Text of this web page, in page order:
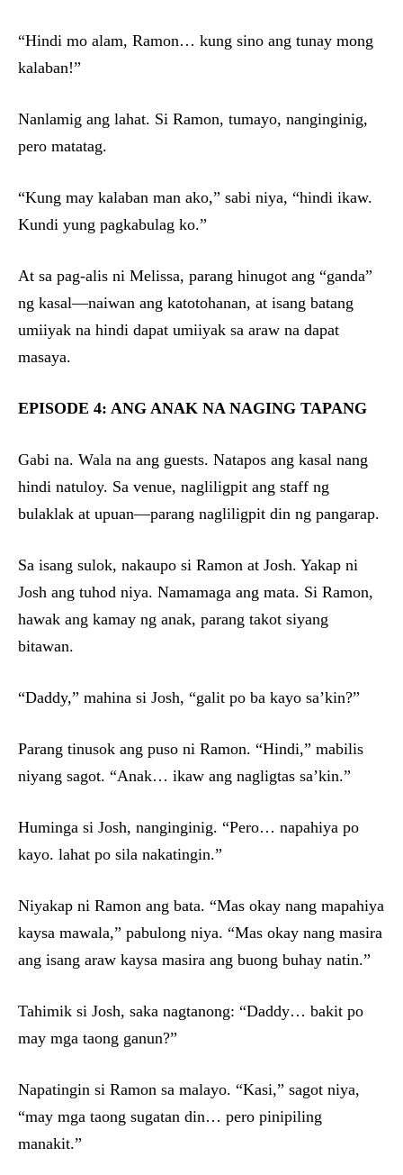
“Hindi mo alam, Ramon… kung sino ang tunay mong
kalaban!”
Nanlamig ang lahat. Si Ramon, tumayo, nanginginig,
pero matatag.
“Kung may kalaban man ako,” sabi niya, “hindi ikaw.
Kundi yung pagkabulag ko.”
At sa pag-alis ni Melissa, parang hinugot ang “ganda”
ng kasal—naiwan ang katotohanan, at isang batang
umiiyak na hindi dapat umiiyak sa araw na dapat
masaya.
EPISODE 4: ANG ANAK NA NAGING TAPANG
Gabi na. Wala na ang guests. Natapos ang kasal nang
hindi natuloy. Sa venue, nagliligpit ang staff ng
bulaklak at upuan—parang nagliligpit din ng pangarap.
Sa isang sulok, nakaupo si Ramon at Josh. Yakap ni
Josh ang tuhod niya. Namamaga ang mata. Si Ramon,
hawak ang kamay ng anak, parang takot siyang
bitawan.
“Daddy,” mahina si Josh, “galit po ba kayo sa’kin?”
Parang tinusok ang puso ni Ramon. “Hindi,” mabilis
niyang sagot. “Anak… ikaw ang nagligtas sa’kin.”
Huminga si Josh, nanginginig. “Pero… napahiya po
kayo. lahat po sila nakatingin.”
Niyakap ni Ramon ang bata. “Mas okay nang mapahiya
kaysa mawala,” pabulong niya. “Mas okay nang masira
ang isang araw kaysa masira ang buong buhay natin.”
Tahimik si Josh, saka nagtanong: “Daddy… bakit po
may mga taong ganun?”
Napatingin si Ramon sa malayo. “Kasi,” sagot niya,
“may mga taong sugatan din… pero pinipiling
manakit.”